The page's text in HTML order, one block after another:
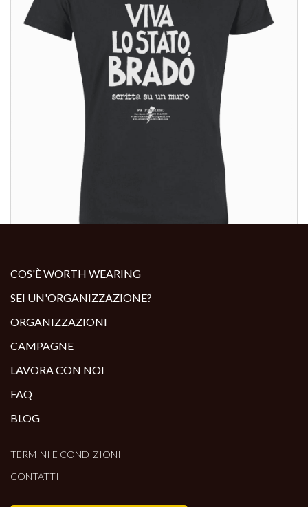
COS'È WORTH WEARING
SEI UN'ORGANIZZAZIONE?
ORGANIZZAZIONI
CAMPAGNE
LAVORA CON NOI
FAQ
BLOG
TERMINI E CONDIZIONI
CONTATTI